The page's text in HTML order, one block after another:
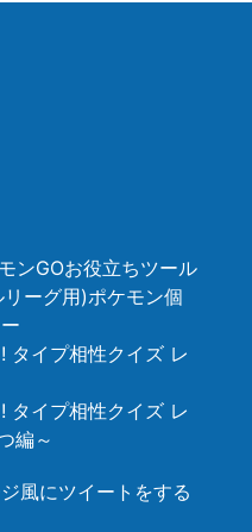
ンGOお役立ちツール
ーグ用)ポケモン個
タイプ相性クイズ レ
タイプ相性クイズ レ
編～
風にツイートをする